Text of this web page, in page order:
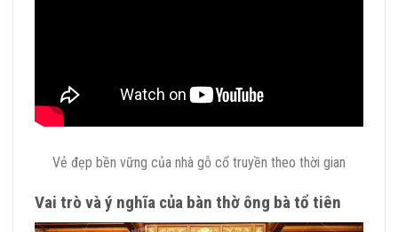
Vẻ đẹp bền vững của nhà gỗ cổ truyền theo thời gian
Vai trò và ý nghĩa của bàn thờ ông bà tổ tiên